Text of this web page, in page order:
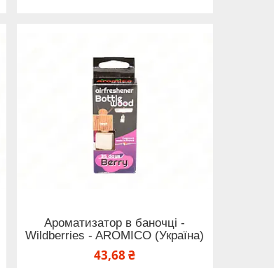
Ароматизатор в баночці -
Wildberries - AROMICO (Україна)
43,68 ₴